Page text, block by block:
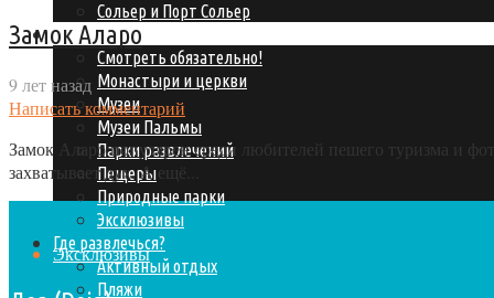
Сольер и Порт Сольер
Что посмотреть?
Смотреть обязательно!
Монастыри и церкви
Музеи
Музеи Пальмы
Парки развлечений
Пещеры
Природные парки
Эксклюзивы
Где развлечься?
Активный отдых
Пляжи
Замок Аларо
9 лет назад
Написать комментарий
Замок Аларо популярен среди любителей пешего туризма и
захватывает дух. А ещё...
Эксклюзивы